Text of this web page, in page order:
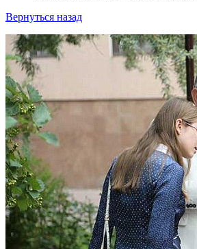
Вернуться назад